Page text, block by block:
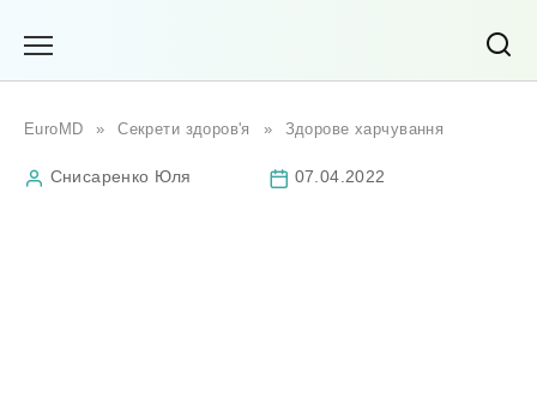
EuroMD » Секрети здоров'я » Здорове харчування
Снисаренко Юля 07.04.2022